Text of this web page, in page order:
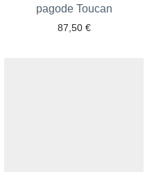
pagode Toucan
87,50 €
Ajouter aux favoris